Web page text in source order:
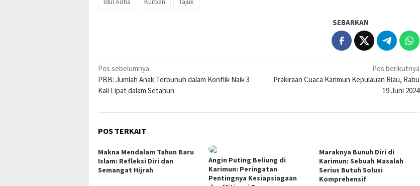
SEBARKAN
Navigasi
pos
Pos sebelumnya
PBB: Jumlah Anak Terbunuh dalam Konflik Naik 3
Kali Lipat dalam Setahun
Pos berikutnya
Prakiraan Cuaca Karimun Kepulauan Riau, Rabu
19 Juni 2024
POS TERKAIT
Makna Mendalam Tahun Baru
Islam: Refleksi Diri dan
Semangat Hijrah
Angin Puting Beliung di
Karimun: Peringatan
Pentingnya Kesiapsiagaan
Maraknya Bunuh Diri di
Karimun: Sebuah Masalah
Serius Butuh Solusi
Komprehensif